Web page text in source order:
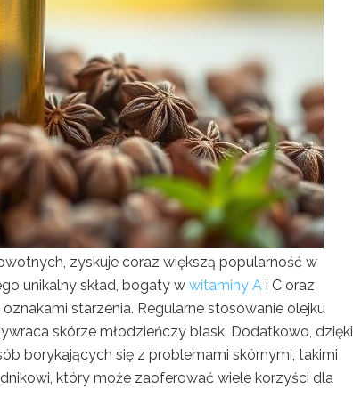
zyskuje coraz większą popularność w
unikalny skład, bogaty w witaminy A i C oraz
starzenia. Regularne stosowanie olejku
skórze młodzieńczy blask. Dodatkowo, dzięki
borykających się z problemami skórnymi, takimi
który może zaoferować wiele korzyści dla